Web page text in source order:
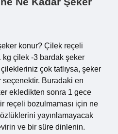
konur? Çilek reçeli
kg çilek -3 bardak şeker
çok tatlıysa, şeker
seçenektir. Buradaki en
ekledikten sonra 1 gece
reçeli bozulmaması için ne
yayınlamayacak
ve bir süre dinlenin.